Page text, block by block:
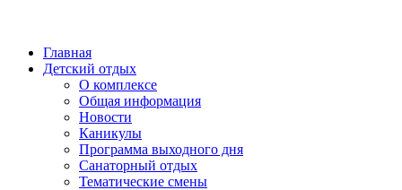
Главная
Детский отдых
О комплексе
Общая информация
Новости
Каникулы
Программа выходного дня
Санаторный отдых
Тематические смены